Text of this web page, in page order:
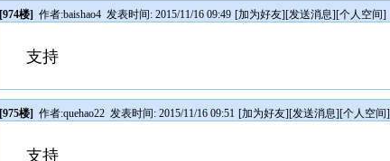
[974楼] 作者:baishao4 发表时间: 2015/11/16 09:49 [加为好友][发送消息][个人空间]
支持
[975楼] 作者:quehao22 发表时间: 2015/11/16 09:51 [加为好友][发送消息][个人空间]
支持